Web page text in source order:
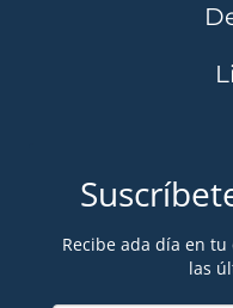
Recibe ada día en
las